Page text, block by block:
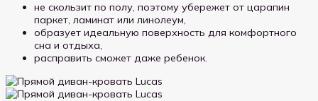
не скользит по полу, поэтому убережет от царапин
паркет, ламинат или линолеум,
образует идеальную поверхность для комфортного
сна и отдыха,
расправить сможет даже ребенок.